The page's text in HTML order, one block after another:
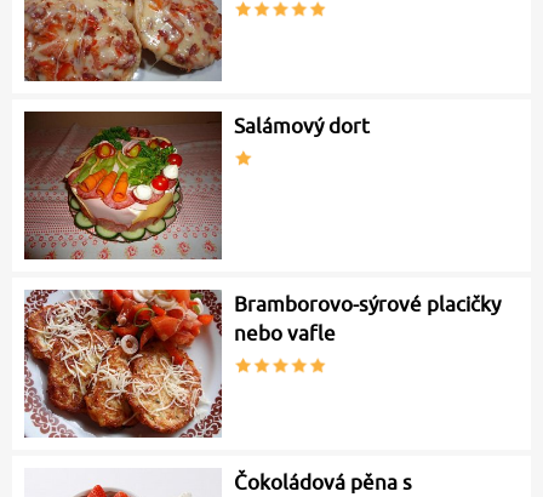
Salámový dort
Bramborovo-sýrové placičky
nebo vafle
Čokoládová pěna s